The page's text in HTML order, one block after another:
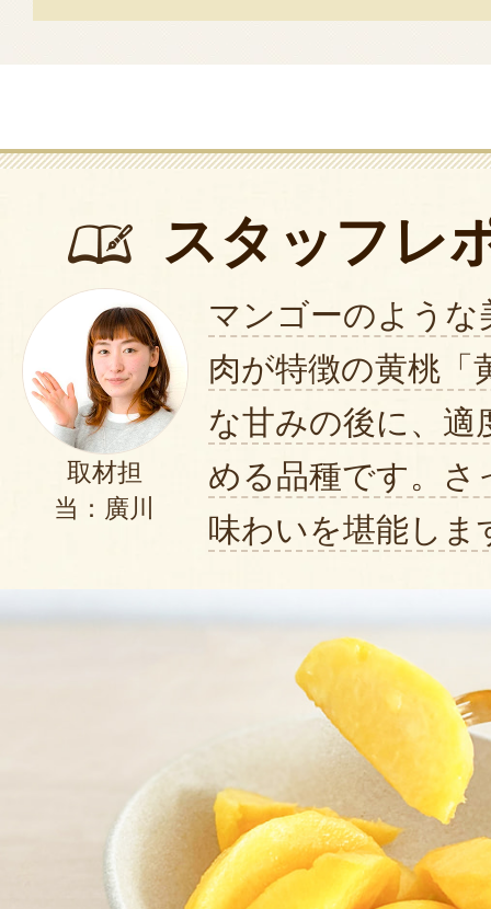
スタッフレ
取材担
当：廣川
マンゴーのような
肉が特徴の黄桃「
な甘みの後に、適
める品種です。さ
味わいを堪能しま